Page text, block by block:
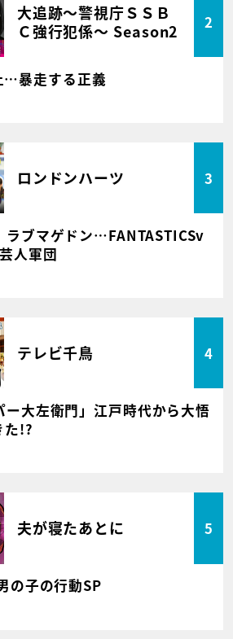
大追跡～警視庁ＳＳＢ
Ｃ強行犯係～ Season2
2
暴走する正義
ロンドンハーツ 3
ラブマゲドン…FANTASTICSv
人軍団
テレビ千鳥 4
ー大左衛門」江戸時代から大悟
た!?
夫が寝たあとに 5
の子の行動SP